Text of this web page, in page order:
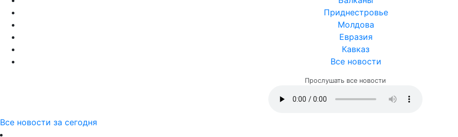
Приднестровье
Молдова
Евразия
Кавказ
Все новости
Прослушать все новости
Все новости за сегодня